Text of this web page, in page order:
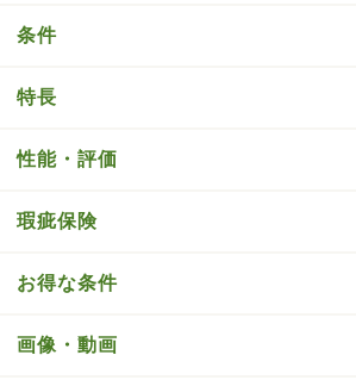
条件
特長
性能・評価
瑕疵保険
お得な条件
画像・動画